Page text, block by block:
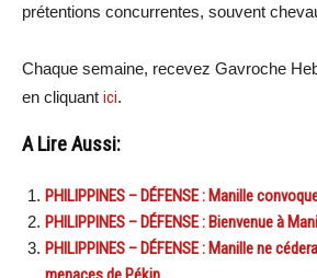
prétentions concurrentes, souvent
Chaque semaine, recevez Gavroche
en cliquant ici.
A Lire Aussi:
PHILIPPINES – DÉFENSE : Manille
PHILIPPINES – DÉFENSE : Bienvenue à
PHILIPPINES – DÉFENSE : Manille ne